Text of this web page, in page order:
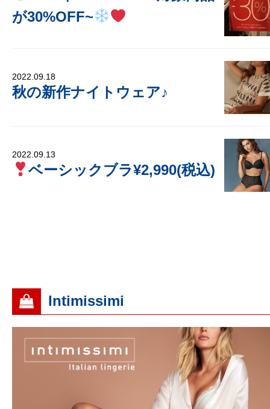
が30%OFF~
2022.09.18
秋の新作ナイトウェア♪
2022.09.13
ベーシックブラ¥2,990(税込)
Intimissimi